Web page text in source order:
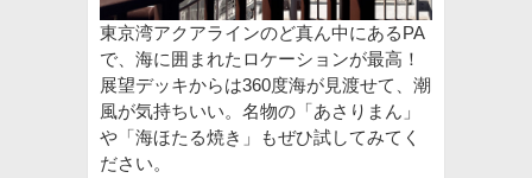
東京湾アクアラインのど真ん中にあるPA
で、海に囲まれたロケーションが最高！
展望デッキからは360度海が見渡せて、潮
風が気持ちいい。名物の「あさりまん」
や「海ほたる焼き」もぜひ試してみてく
ださい。